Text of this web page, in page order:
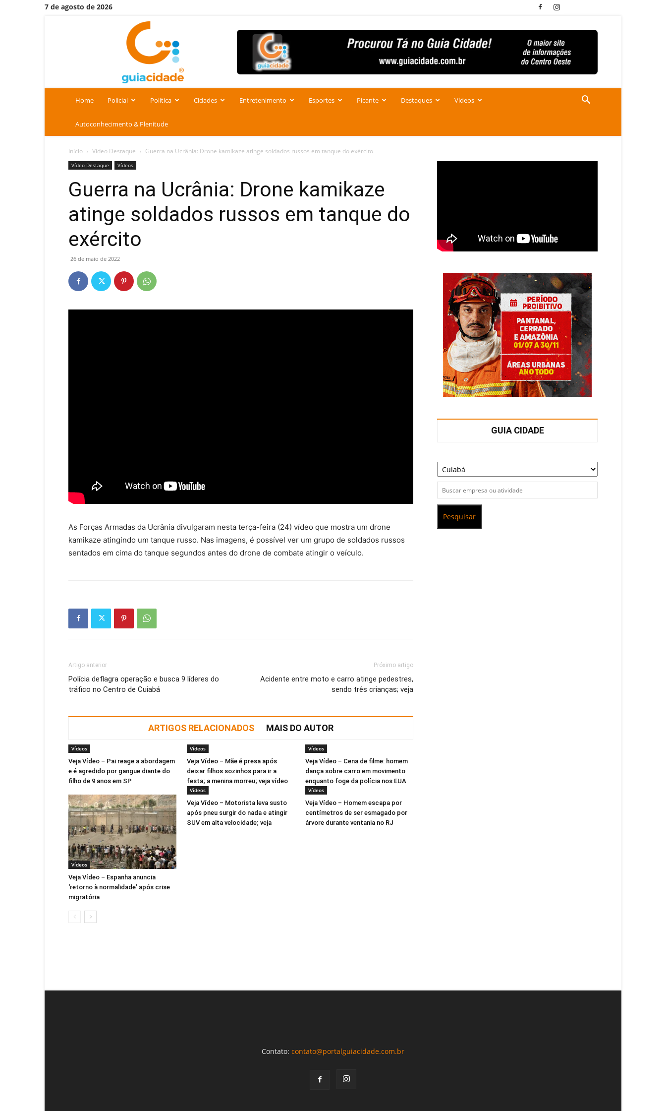
7 de agosto de 2026
Home Policial Política Cidades Entretenimento Esportes Picante Destaques Vídeos
Autoconhecimento & Plenitude
Início Vídeo Destaque Guerra na Ucrânia: Drone kamikaze atinge soldados russos em tanque do exército
Vídeo Destaque Vídeos
Guerra na Ucrânia: Drone kamikaze
atinge soldados russos em tanque do
exército
26 de maio de 2022
As Forças Armadas da Ucrânia divulgaram nesta terça-feira (24) vídeo que mostra um drone
kamikaze atingindo um tanque russo. Nas imagens, é possível ver um grupo de soldados russos
sentados em cima do tanque segundos antes do drone de combate atingir o veículo.
Artigo anterior
Polícia deflagra operação e busca 9 líderes do
tráfico no Centro de Cuiabá
Próximo artigo
Acidente entre moto e carro atinge pedestres,
sendo três crianças; veja
ARTIGOS RELACIONADOS MAIS DO AUTOR
Vídeos
Veja Vídeo – Pai reage a abordagem
e é agredido por gangue diante do
filho de 9 anos em SP
Vídeos
Veja Vídeo – Mãe é presa após
deixar filhos sozinhos para ir a
festa; a menina morreu; veja vídeo
Vídeos
Veja Vídeo – Cena de filme: homem
dança sobre carro em movimento
enquanto foge da polícia nos EUA
Vídeos
Veja Vídeo – Espanha anuncia
‘retorno à normalidade’ após crise
migratória
Vídeos
Veja Vídeo – Motorista leva susto
após pneu surgir do nada e atingir
SUV em alta velocidade; veja
Vídeos
Veja Vídeo – Homem escapa por
centímetros de ser esmagado por
árvore durante ventania no RJ
GUIA CIDADE
Pesquisar
Contato: contato@portalguiacidade.com.br